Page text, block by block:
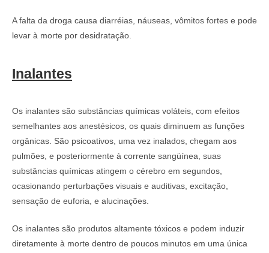
A falta da droga causa diarréias, náuseas, vômitos fortes e pode
levar à morte por desidratação.
Inalantes
Os inalantes são substâncias químicas voláteis, com efeitos
semelhantes aos anestésicos, os quais diminuem as funções
orgânicas. São psicoativos, uma vez inalados, chegam aos
pulmões, e posteriormente à corrente sangüínea, suas
substâncias químicas atingem o cérebro em segundos,
ocasionando perturbações visuais e auditivas, excitação,
sensação de euforia, e alucinações.
Os inalantes são produtos altamente tóxicos e podem induzir
diretamente à morte dentro de poucos minutos em uma única